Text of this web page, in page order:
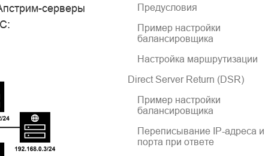
серверы
Предусловия
Пример настройки
балансировщика
Настройка маршрутизации
Direct Server Return (DSR)
Пример настройки
балансировщика
Переписывание IP-адреса и
порта при ответе